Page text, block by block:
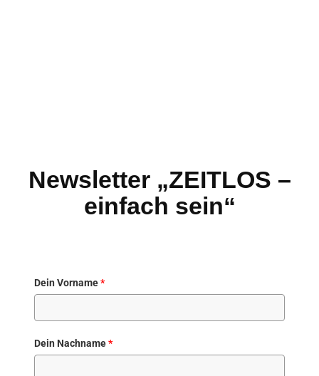
Newsletter „ZEITLOS –
einfach sein“
Dein Vorname*
Dein Nachname*